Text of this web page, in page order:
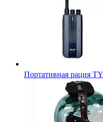
Портативная рация